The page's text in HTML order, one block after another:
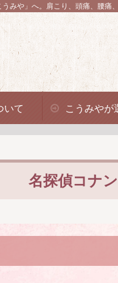
みや」へ。 肩こり、頭痛、腰痛
いて こうみやが
名探偵コナ